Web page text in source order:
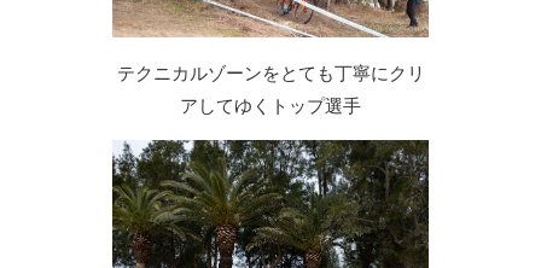
テクニカルゾーンをとても丁寧にクリ
アしてゆくトップ選手